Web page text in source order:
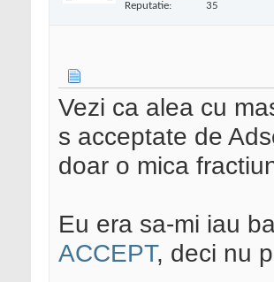
Reputatie: 35
Vezi ca alea cu
s acceptate de
doar o mica
Eu era sa-mi iau
ACCEPT, deci nu